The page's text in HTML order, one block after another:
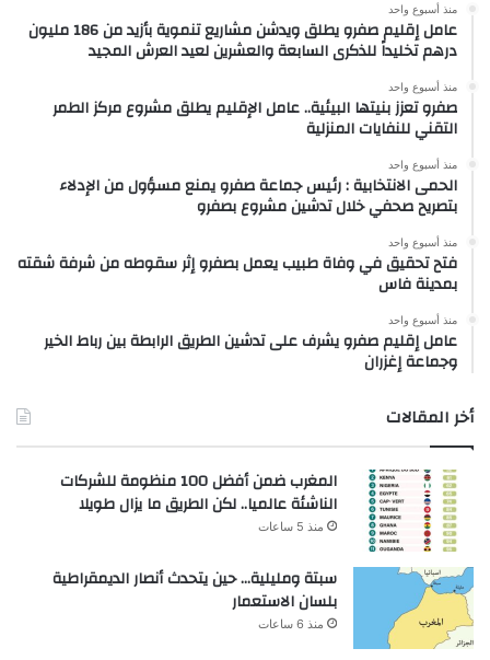
منذ أسبوع واحد
عامل إقليم صفرو يطلق ويدشن مشاريع تنموية بأزيد من 186 مليون
درهم تخليداً للذكرى السابعة والعشرين لعيد العرش المجيد
منذ أسبوع واحد
صفرو تعزز بنيتها البيئية.. عامل الإقليم يطلق مشروع مركز الطمر
التقني للنفايات المنزلية
منذ أسبوع واحد
الحمى الانتخابية : رئيس جماعة صفرو يمنع مسؤول من الإدلاء
بتصريح صحفي خلال تدشين مشروع بصفرو
منذ أسبوع واحد
فتح تحقيق في وفاة طبيب يعمل بصفرو إثر سقوطه من شرفة شقته
بمدينة فاس
منذ أسبوع واحد
عامل إقليم صفرو يشرف على تدشين الطريق الرابطة بين رباط الخير
وجماعة إغزران
أخر المقالات
المغرب ضمن أفضل 100 منظومة للشركات
الناشئة عالميا.. لكن الطريق ما يزال طويلا
منذ 5 ساعات
سبتة ومليلية… حين يتحدث أنصار الديمقراطية
بلسان الاستعمار
منذ 6 ساعات